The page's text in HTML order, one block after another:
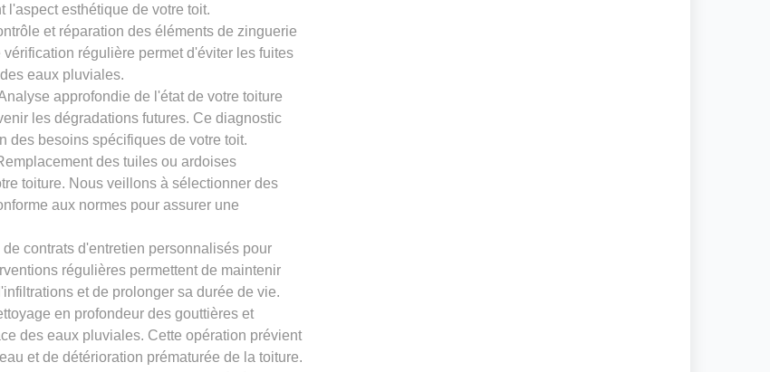
l'aspect esthétique de votre toit.
et réparation des éléments de zinguerie
régulière permet d'éviter les fuites
eaux pluviales.
approfondie de l'état de votre toiture
les dégradations futures. Ce diagnostic
des besoins spécifiques de votre toit.
des tuiles ou ardoises
toiture. Nous veillons à sélectionner des
aux normes pour assurer une
contrats d'entretien personnalisés pour
régulières permettent de maintenir
et de prolonger sa durée de vie.
en profondeur des gouttières et
des eaux pluviales. Cette opération prévient
et de détérioration prématurée de la toiture.